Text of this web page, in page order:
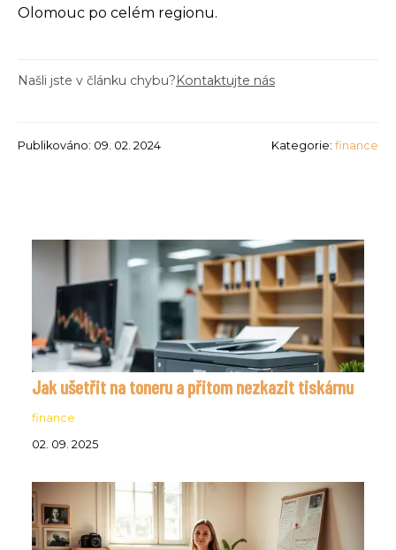
Olomouc po celém regionu.
Našli jste v článku chybu?Kontaktujte nás
Publikováno: 09. 02. 2024 Kategorie: finance
Jak ušetřit na toneru a přitom nezkazit tiskárnu
finance
02. 09. 2025